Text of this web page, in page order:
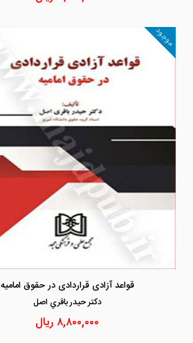
موجود
قواعد آزادی قراردادی در حقوق امامیه
دكتر حيدر باقري اصل
۸,۸۰۰,۰۰۰ ریال